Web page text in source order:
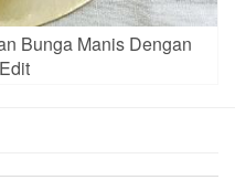
Bunga Manis Dengan